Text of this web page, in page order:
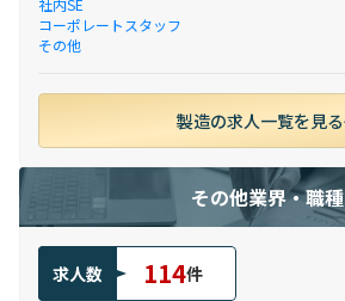
社内SE
コーポレートスタッフ
その他
製造の求人一覧を見る
その他業界・職種
求人数 114件